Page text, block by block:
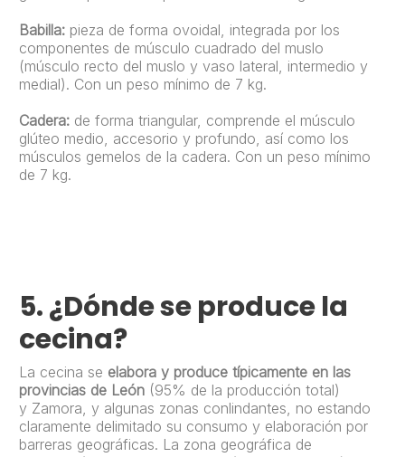
Babilla: pieza de forma ovoidal, integrada por los
componentes de músculo cuadrado del muslo
(músculo recto del muslo y vaso lateral, intermedio y
medial). Con un peso mínimo de 7 kg.
Cadera: de forma triangular, comprende el músculo
glúteo medio, accesorio y profundo, así como los
músculos gemelos de la cadera. Con un peso mínimo
de 7 kg.
5.¿Dónde se produce la
cecina?
La cecina se elabora y produce típicamente en las
provincias de León (95% de la producción total)
y Zamora, y algunas zonas conlindantes, no estando
claramente delimitado su consumo y elaboración por
barreras geográficas. La zona geográfica de